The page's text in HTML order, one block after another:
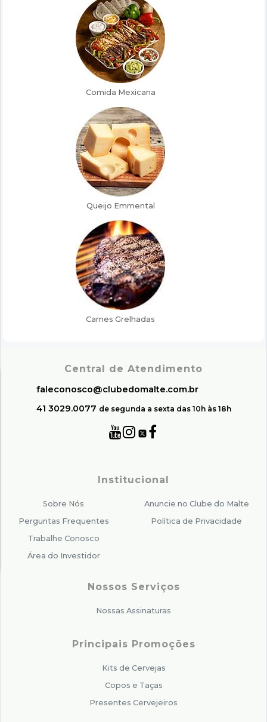
Central de Atendimento
faleconosco@clubedomalte.com.br
41 3029.0077 de segunda a sexta das 10h às 18h
Institucional
Sobre Nós
Perguntas Frequentes
Trabalhe Conosco
Área do Investidor
Anuncie no Clube do Malte
Política de Privacidade
Nossos Serviços
Nossas Assinaturas
Principais Promoções
Kits de Cervejas
Copos e Taças
Presentes Cervejeiros